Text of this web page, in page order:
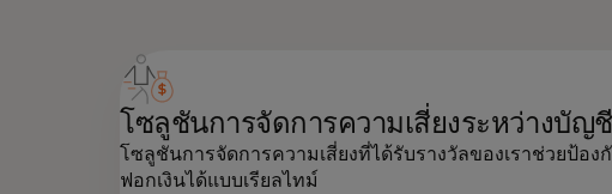
โซลูชันการจัดการความเสี่ยงระหว่างบัญชี
โซลูชันการจัดการความเสี่ยงที่ได้รับรางวัลของเราช่วยป้อง
ฟอกเงินได้แบบเรียลไทม์